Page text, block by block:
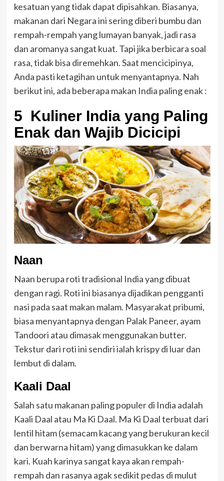
kesatuan yang tidak dapat dipisahkan. Biasanya,
makanan dari Negara ini sering diberi bumbu dan
rempah-rempah yang lumayan banyak, jadi rasa
dan aromanya sangat kuat. Tapi jika berbicara soal
rasa, tidak bisa diremehkan. Saat mencicipinya,
Anda pasti ketagihan untuk menyantapnya. Nah
berikut ini, ada beberapa makan India paling enak :
5 Kuliner India yang Paling
Enak dan Wajib Dicicipi
Naan
Naan berupa roti tradisional India yang dibuat
dengan ragi. Roti ini biasanya dijadikan pengganti
nasi pada saat makan malam. Masyarakat pribumi,
biasa menyantapnya dengan Palak Paneer, ayam
Tandoori atau dimasak menggunakan butter.
Tekstur dari roti ini sendiri ialah krispy di luar dan
lembut di dalam.
Kaali Daal
Salah satu makanan paling populer di India adalah
Kaali Daal atau Ma Ki Daal. Ma Ki Daal terbuat dari
lentil hitam (semacam kacang yang berukuran kecil
dan berwarna hitam) yang dimasukkan ke dalam
kari. Kuah karinya sangat kaya akan rempah-
rempah dan rasanya agak sedikit pedas di mulut